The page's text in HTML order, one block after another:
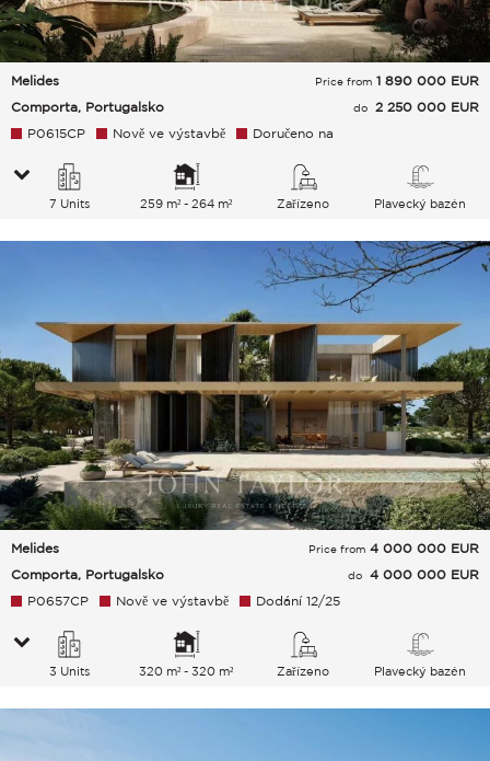
Melides
Comporta, Portugalsko
Price from 1 890 000 EUR
do 2 250 000 EUR
P0615CP
Nově ve výstavbě Doručeno na
7 Units 259 m² - 264 m² Zařízeno Plavecký bazén
Melides
Comporta, Portugalsko
Price from 4 000 000 EUR
do 4 000 000 EUR
P0657CP
Nově ve výstavbě Dodání 12/25
3 Units 320 m² - 320 m² Zařízeno Plavecký bazén